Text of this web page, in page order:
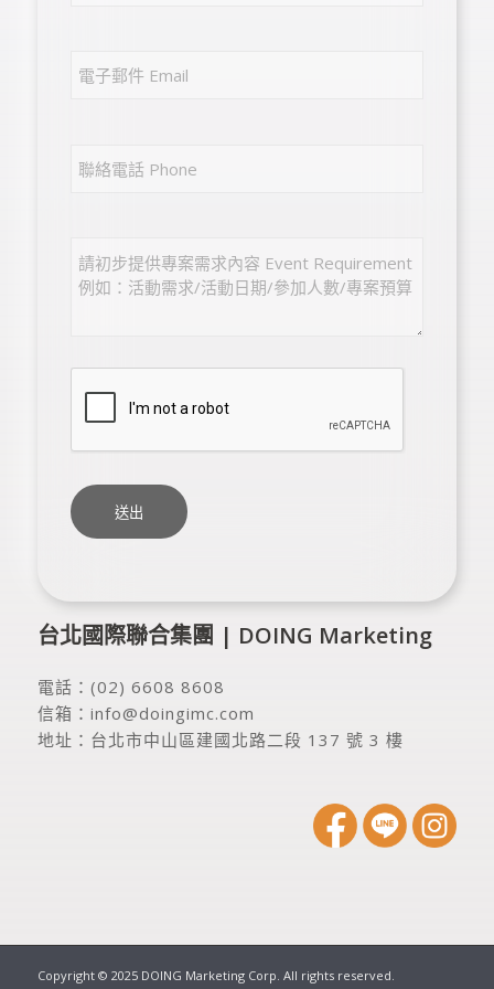
台北國際聯合集團 | DOING Marketing
電話： (02) 6608 8608
信箱： info@doingimc.com
地址： 台北市中山區建國北路二段 137 號 3 樓
Copyright © 2025 DOING Marketing Corp. All rights reserved.